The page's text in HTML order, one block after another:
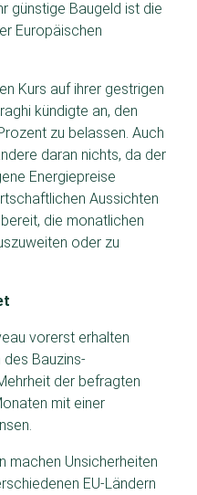
günstige Baugeld ist die
Europäischen
Kurs auf ihrer gestrigen
kündigte an, den
zu belassen. Auch
daran nichts, da der
Energiepreise
Aussichten
die monatlichen
oder zu
vorerst erhalten
des Bauzins-
der befragten
mit einer
machen Unsicherheiten
EU-Ländern